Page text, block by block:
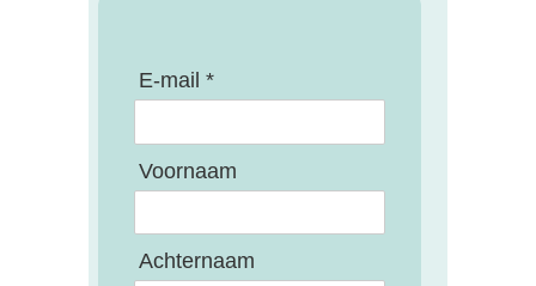
E-mail *
Voornaam
Achternaam